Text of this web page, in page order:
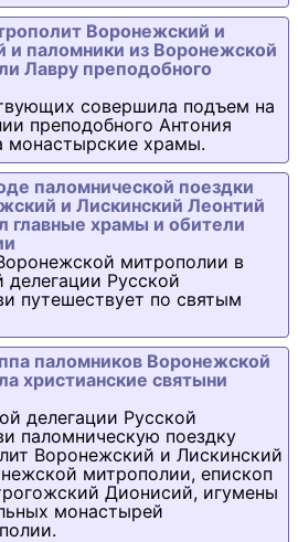
Воронежский и
и паломники из Воронежской
Лавру преподобного
совершила подъем на
преподобного Антония
монастырские храмы.
паломнической поездки
и Лискинский Леонтий
главные храмы и обители
митрополии в
Русской
путешествует по святым
паломников Воронежской
христианские святыни
делегации Русской
паломническую поездку
Воронежский и Лискинский
митрополии, епископ
Дионисий, игумены
монастырей